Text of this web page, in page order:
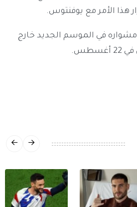
هذا الأمر مع يوفنتوس.
في الموسم الجديد خارج